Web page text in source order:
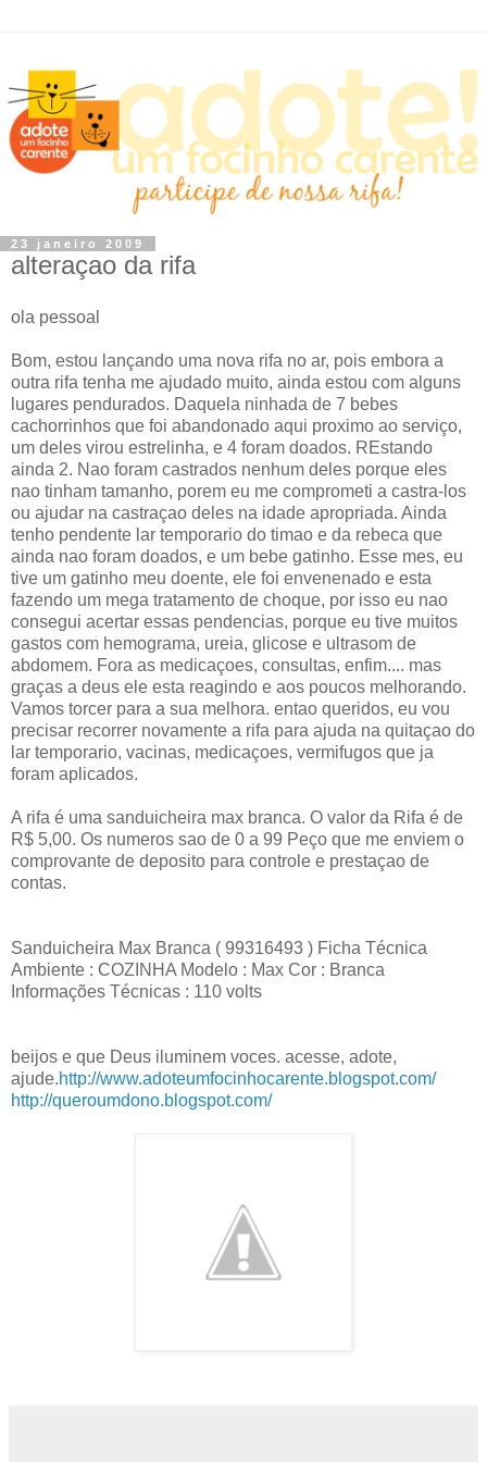
23 janeiro 2009
alteraçao da rifa
ola pessoal
Bom, estou lançando uma nova rifa no ar, pois embora a
outra rifa tenha me ajudado muito, ainda estou com alguns
lugares pendurados. Daquela ninhada de 7 bebes
cachorrinhos que foi abandonado aqui proximo ao serviço,
um deles virou estrelinha, e 4 foram doados. REstando
ainda 2. Nao foram castrados nenhum deles porque eles
nao tinham tamanho, porem eu me comprometi a castra-los
ou ajudar na castraçao deles na idade apropriada. Ainda
tenho pendente lar temporario do timao e da rebeca que
ainda nao foram doados, e um bebe gatinho. Esse mes, eu
tive um gatinho meu doente, ele foi envenenado e esta
fazendo um mega tratamento de choque, por isso eu nao
consegui acertar essas pendencias, porque eu tive muitos
gastos com hemograma, ureia, glicose e ultrasom de
abdomem. Fora as medicaçoes, consultas, enfim.... mas
graças a deus ele esta reagindo e aos poucos melhorando.
Vamos torcer para a sua melhora. entao queridos, eu vou
precisar recorrer novamente a rifa para ajuda na quitaçao do
lar temporario, vacinas, medicaçoes, vermifugos que ja
foram aplicados.
A rifa é uma sanduicheira max branca. O valor da Rifa é de
R$ 5,00. Os numeros sao de 0 a 99 Peço que me enviem o
comprovante de deposito para controle e prestaçao de
contas.
Sanduicheira Max Branca ( 99316493 ) Ficha Técnica
Ambiente : COZINHA Modelo : Max Cor : Branca
Informações Técnicas : 110 volts
beijos e que Deus iluminem voces. acesse, adote,
ajude.http://www.adoteumfocinhocarente.blogspot.com/
http://queroumdono.blogspot.com/